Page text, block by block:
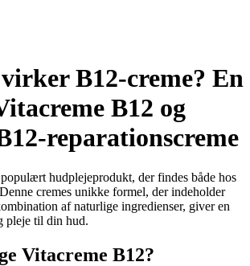
B12-creme? En
B12 og
reparationscreme
hudplejeprodukt, der findes både hos
cremes unikke formel, der indeholder
af naturlige ingredienser, giver en
pleje til din hud.
Vitacreme B12?